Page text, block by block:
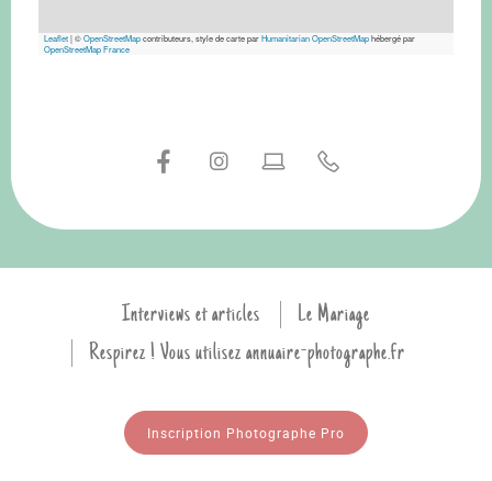
Leaflet|©OpenStreetMapcontributeurs, style de carte parHumanitarian OpenStreetMaphébergé par
OpenStreetMap France
Interviews et articles
Le Mariage
Respirez ! Vous utilisez annuaire-photographe.fr
Inscription Photographe Pro